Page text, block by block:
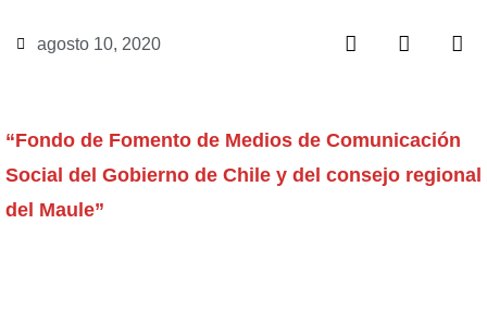
agosto 10, 2020
“Fondo de Fomento de Medios de Comunicación
Social del Gobierno de Chile y del consejo regional
del Maule”